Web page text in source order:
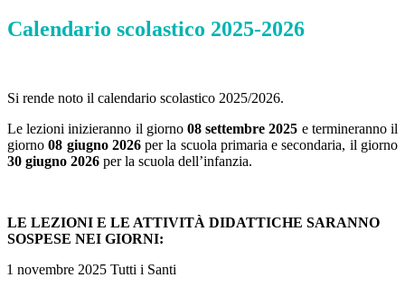
Calendario scolastico 2025-2026
Si rende noto il calendario scolastico 2025/2026.
Le lezioni inizieranno il giorno 08 settembre 2025 e termineranno il
giorno08 giugno 2026per la scuola primaria e secondaria, il giorno
30 giugno 2026 per la scuola dell’infanzia.
LE LEZIONI E LE ATTIVITÀ DIDATTICHE SARANNO
SOSPESE NEI GIORNI:
1 novembre 2025 Tutti i Santi